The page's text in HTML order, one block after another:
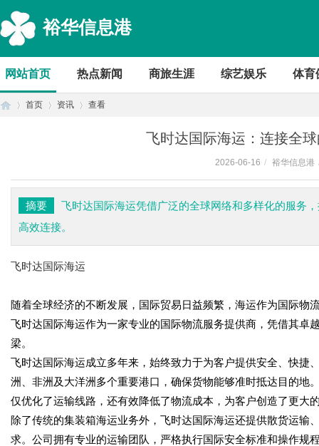
裕华信息港
网站首页 热点新闻 商旅生涯 综艺娱乐 体育
首页 资讯 查看
飞时达国际海运：连接全
2026-06-16 / 裕华信息港
摘要
飞时达国际海运凭借广泛的全球网络和多样化的服务
高效连接。
飞时达国际海运
随着全球经济的不断发展，国际贸易日益频繁，海运作为国际
飞时达国际海运作为一家专业的国际物流服务提供商，凭借其卓
梁。
飞时达国际海运成立多年来，始终致力于为客户提供安全、快捷
洲、非洲及大洋洲多个重要港口，确保货物能够准时抵达目的地
仅优化了运输线路，还有效降低了物流成本，为客户创造了更大
除了传统的集装箱海运业务外，飞时达国际海运还提供散货运
求。公司拥有专业的运输团队，严格执行国际安全标准和操作规